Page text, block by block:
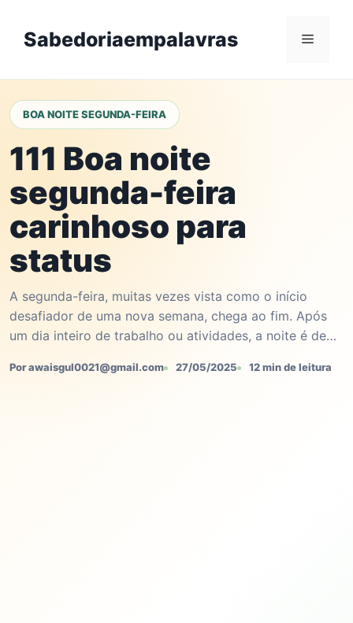
contentSabedoriaempalavras Menu
BOA NOITE SEGUNDA-FEIRA
111 Boa noite
segunda-feira
carinhoso para
status
A segunda-feira, muitas vezes vista como o início
desafiador de uma nova semana, chega ao fim. Após
um dia inteiro de trabalho ou atividades, a noite é de…
Por awaisgul0021@gmail.com 27/05/2025 12 min de leitura